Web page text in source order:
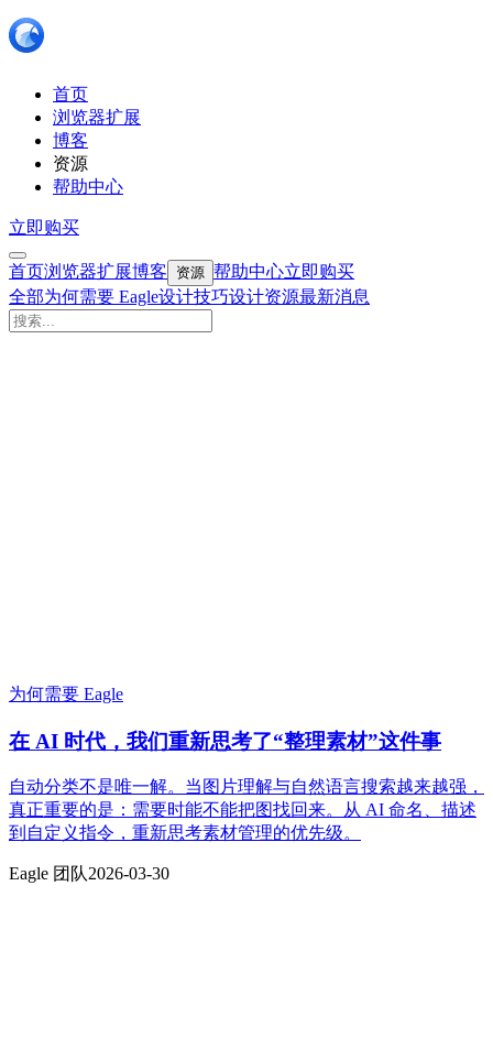
首页
浏览器扩展
博客
资源
帮助中心
立即购买
首页浏览器扩展博客 资源 帮助中心立即购买
全部为何需要 Eagle设计技巧设计资源最新消息
为何需要 Eagle
在 AI 时代，我们重新思考了“整理素材”这件事
自动分类不是唯一解。当图片理解与自然语言搜索越来越强，
真正重要的是：需要时能不能把图找回来。从 AI 命名、描述
到自定义指令，重新思考素材管理的优先级。
Eagle 团队2026-03-30